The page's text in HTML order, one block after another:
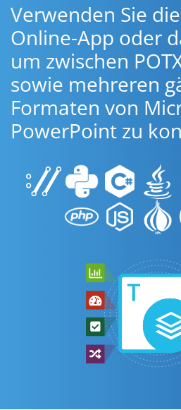
Verwenden Sie
Online-App oder
um zwischen
sowie mehreren
Formaten von
PowerPoint zu